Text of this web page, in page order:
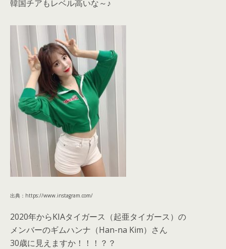
韓国チアもレベル高いな～♪
出典：https://www.instagram.com/
2020年からKIAタイガース（起亜タイガース）の
メンバーのギムハンナ（Han-na Kim）さん
30歳に見えますか！！！？？